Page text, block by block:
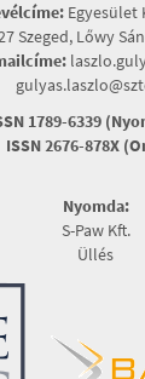
Egyesület
Szeged, Lőwy
1789-6339
ISSN 2676-878X
Nyomda:
S-Paw Kft.
Üllés